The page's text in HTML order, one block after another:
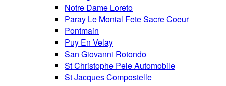
Notre Dame Loreto
Paray Le Monial Fete Sacre Coeur
Pontmain
Puy En Velay
San Giovanni Rotondo
St Christophe Pele Automobile
St Jacques Compostelle